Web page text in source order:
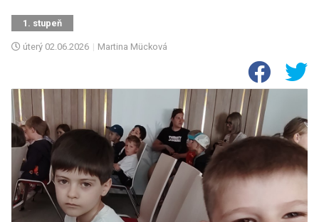
1. stupeň
úterý 02.06.2026 | Martina Mücková